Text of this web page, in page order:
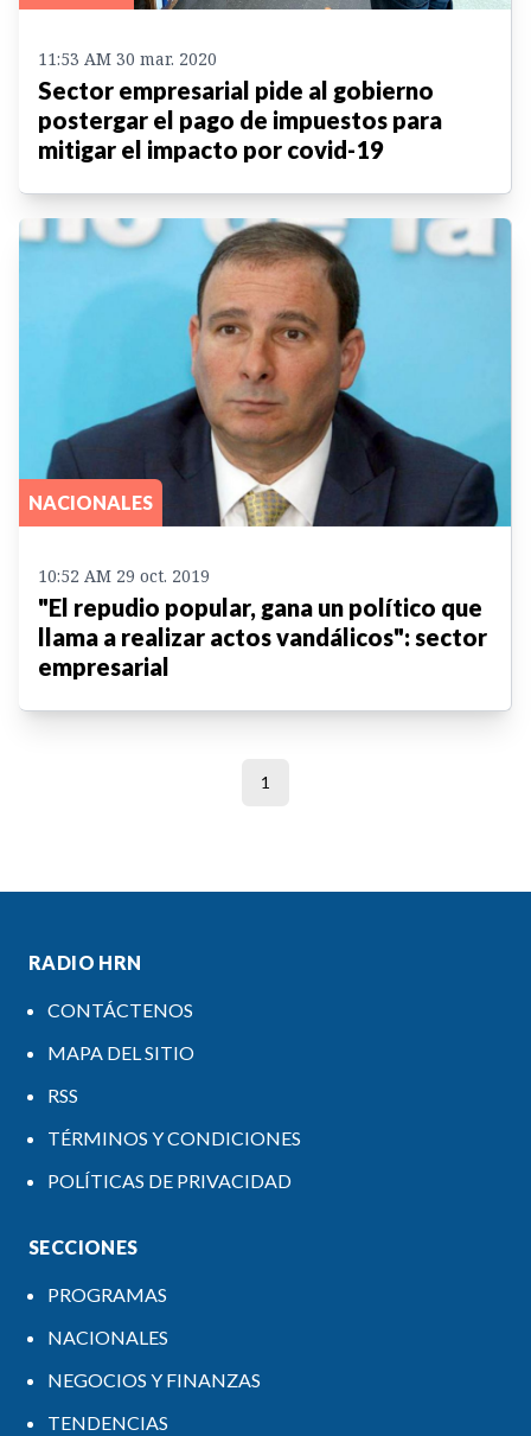
11:53 AM 30 mar. 2020
Sector empresarial pide al gobierno
postergar el pago de impuestos para
mitigar el impacto por covid-19
NACIONALES
10:52 AM 29 oct. 2019
"El repudio popular, gana un político que
llama a realizar actos vandálicos": sector
empresarial
1
RADIO HRN
CONTÁCTENOS
MAPA DEL SITIO
RSS
TÉRMINOS Y CONDICIONES
POLÍTICAS DE PRIVACIDAD
SECCIONES
PROGRAMAS
NACIONALES
NEGOCIOS Y FINANZAS
TENDENCIAS